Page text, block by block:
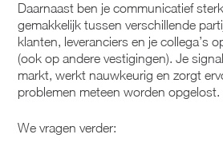
Daarnaast ben je communicatief
gemakkelijk tussen verschillende
klanten, leveranciers en je collega’s
(ook op andere vestigingen). Je
markt, werkt nauwkeurig en zorgt
problemen meteen worden opgelost.
We vragen verder: